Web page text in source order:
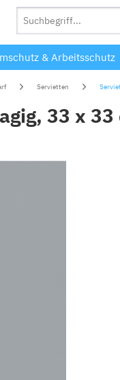
& Arbeitsschutz
Servietten
33 x